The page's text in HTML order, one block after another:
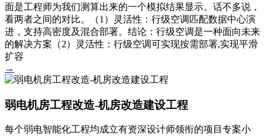
面是工程师为我们测算出来的一个模拟结果显示。话不多说，
看两者之间的对比。（1）灵活性：行级空调匹配数据中心演
进，支持高密度及混合部署。结论：行级空调是一种面向未来
的解决方案（2）灵活性：行级空调可实现按需部署,实现平滑
扩容
→
弱电机房工程改造-机房改造建设工程
每个弱电智能化工程均成立有资深设计师领衔的项目专案小